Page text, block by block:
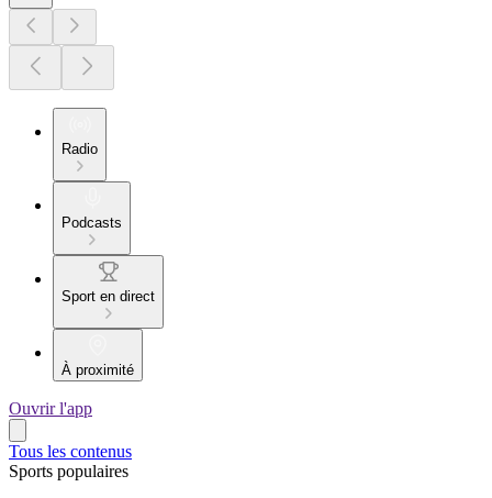
Radio
Podcasts
Sport en direct
À proximité
Ouvrir l'app
Tous les contenus
Sports populaires